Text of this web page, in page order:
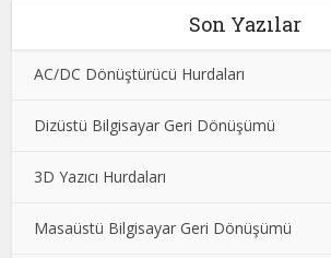
Son Yazılar
AC/DC Dönüştürücü Hurdaları
Dizüstü Bilgisayar Geri Dönüşümü
3D Yazıcı Hurdaları
Masaüstü Bilgisayar Geri Dönüşümü